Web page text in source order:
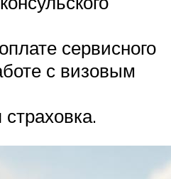
сервисного
с визовым